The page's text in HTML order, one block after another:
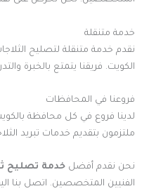
خدمة متنقلة
نقدم خدمة متنقلة لتصليح
الكويت. فريقنا يتمتع بالخبرة
فروعنا في المحافظات
لدينا فروع في كل محافظة
ملتزمون بتقديم خدمات تبريد
نحن نقدم أفضل خدمة تصليح
الفنيين المتخصصين. اتصل بنا